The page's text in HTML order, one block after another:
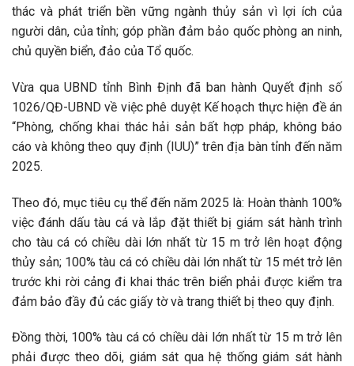
thác và phát triển bền vững ngành thủy sản vì lợi ích của
người dân, của tỉnh; góp phần đảm bảo quốc phòng an ninh,
chủ quyền biển, đảo của Tổ quốc.
Vừa qua UBND tỉnh Bình Định đã ban hành Quyết định số
1026/QĐ-UBND về việc phê duyệt Kế hoạch thực hiện đề án
“Phòng, chống khai thác hải sản bất hợp pháp, không báo
cáo và không theo quy định (IUU)” trên địa bàn tỉnh đến năm
2025.
Theo đó, mục tiêu cụ thể đến năm 2025 là: Hoàn thành 100%
việc đánh dấu tàu cá và lắp đặt thiết bị giám sát hành trình
cho tàu cá có chiều dài lớn nhất từ 15 m trở lên hoạt động
thủy sản; 100% tàu cá có chiều dài lớn nhất từ 15 mét trở lên
trước khi rời cảng đi khai thác trên biển phải được kiểm tra
đảm bảo đầy đủ các giấy tờ và trang thiết bị theo quy định.
Đồng thời, 100% tàu cá có chiều dài lớn nhất từ 15 m trở lên
phải được theo dõi, giám sát qua hệ thống giám sát hành